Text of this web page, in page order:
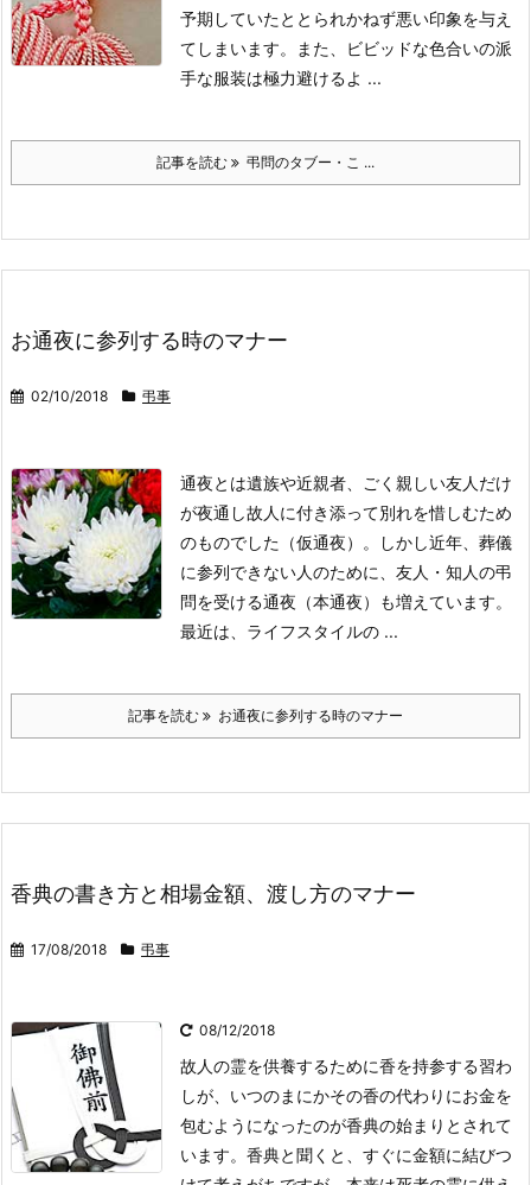
予期していたととられかねず悪い印象を与え
てしまいます。
また、ビビッドな色合いの派
手な服装は極力避けるよ ...
記事を読む 弔問のタブー・こ ...
お通夜に参列する時のマナー
02/10/2018 弔事
通夜とは遺族や近親者、ごく親しい友人だけ
が夜通し故人に付き添って別れを惜しむため
のものでした（仮通夜）。しかし近年、葬儀
に参列できない人のために、友人・知人の弔
問を受ける通夜（本通夜）も増えています。
最近は、ライフスタイルの ...
記事を読む お通夜に参列する時のマナー
香典の書き方と相場金額、渡し方のマナー
17/08/2018 弔事
08/12/2018
故人の霊を供養するために香を持参する習わ
しが、いつのまにかその香の代わりにお金を
包むようになったのが香典の始まりとされて
います。 香典と聞くと、すぐに金額に結びつ